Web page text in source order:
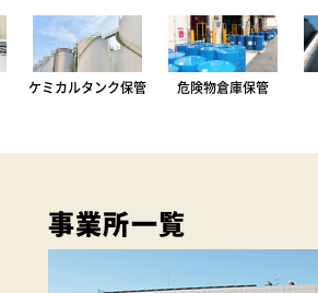
ケミカルタンク保管 危険物倉庫保管
事業所一覧